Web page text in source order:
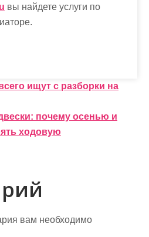
вы найдете услуги по
ищут с разборки на
почему осенью и
ходовую
вам необходимо